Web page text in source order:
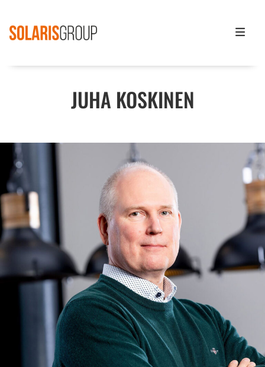
JUHA KOSKINEN